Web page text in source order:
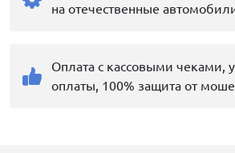
на отечественные
Оплата с кассовыми
оплаты, 100% защита от